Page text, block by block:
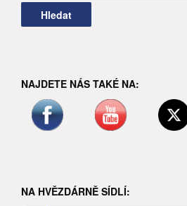
NAJDETE NÁS TAKÉ NA:
NA HVĚZDÁRNĚ SÍDLÍ: